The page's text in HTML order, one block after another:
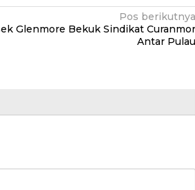
Pos berikutnya
Glenmore Bekuk Sindikat Curanmor
Antar Pulau